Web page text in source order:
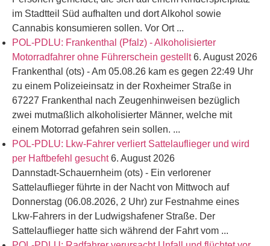
im Stadtteil Süd aufhalten und dort Alkohol sowie
Cannabis konsumieren sollen. Vor Ort ...
POL-PDLU: Frankenthal (Pfalz) - Alkoholisierter
Motorradfahrer ohne Führerschein gestellt 6. August 2026
Frankenthal (ots) - Am 05.08.26 kam es gegen 22:49 Uhr
zu einem Polizeieinsatz in der Roxheimer Straße in
67227 Frankenthal nach Zeugenhinweisen bezüglich
zwei mutmaßlich alkoholisierter Männer, welche mit
einem Motorrad gefahren sein sollen. ...
POL-PDLU: Lkw-Fahrer verliert Sattelauflieger und wird
per Haftbefehl gesucht 6. August 2026
Dannstadt-Schauernheim (ots) - Ein verlorener
Sattelauflieger führte in der Nacht von Mittwoch auf
Donnerstag (06.08.2026, 2 Uhr) zur Festnahme eines
Lkw-Fahrers in der Ludwigshafener Straße. Der
Sattelauflieger hatte sich während der Fahrt vom ...